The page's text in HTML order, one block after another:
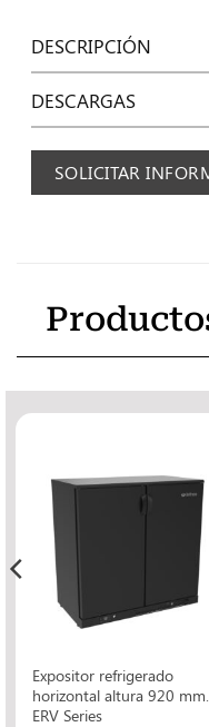
DESCRIPCIÓN
DESCARGAS
SOLICITAR
Expositor refrigerado
horizontal altura 920 mm.
ERV Series